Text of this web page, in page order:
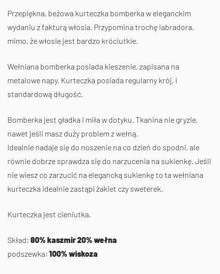
Przepiękna, beżowa kurteczka bomberka w eleganckim
wydaniu z fakturą włosia. Przypomina trochę labradora,
mimo, że włosie jest bardzo króciutkie.
Wełniana bomberka posiada kieszenie, zapisana na
metalowe napy. Kurteczka posiada regularny krój, i
standardową długość.
Bomberka jest gładka i miła w dotyku. Tkanina nie gryzie,
nawet jeśli masz duży problem z wełną.
Idealnie nadaje się do noszenie na co dzień do spodni, ale
równie dobrze sprawdza się do narzucenia na sukienkę. Jeśli
nie wiesz co zarzucić na elegancką sukienkę to ta wełniana
kurteczka idealnie zastąpi żakiet czy sweterek.
Kurteczka jest cieniutka.
Skład: 80% kaszmir 20% wełna
podszewka: 100% wiskoza